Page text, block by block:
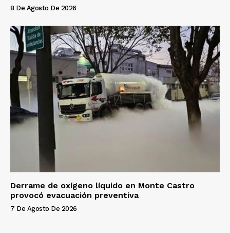
8 De Agosto De 2026
Derrame de oxígeno líquido en Monte Castro
provocó evacuación preventiva
7 De Agosto De 2026